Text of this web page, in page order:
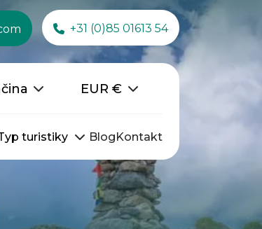
+31 (0)85 01613 54
EUR €
turistiky BlogKontakt